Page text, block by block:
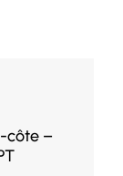
côte –